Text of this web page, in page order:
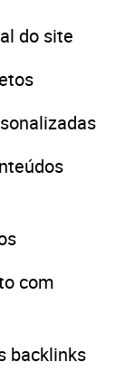
do site
com
backlinks